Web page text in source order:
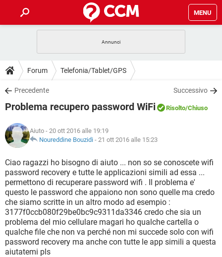
MENU
INTRATTENIMENTO ANDROID
iOS
INSTAGRAM WHATSAPP
TIKTOK
HARDWARE
GUIDE
COVID-19 GAMING
INSTAGRAM
TIKTOK
HARDWARE
DOWNLOAD
COVID-19 GAMING
INTRATTENIMENTO
iOS WINDOWS 10
INSTAGRAM
TIKTOK FACEBOOK
HARDWARE
COVID-19
INTRATTENIMENTO
iOS WINDOWS 10
INSTAGRAM WHATSAPP
TIKTOK FACEBOOK
HARDWARE
GLOSSARIO
COVID-19
INTRATTENIMENTO ANDROID
iOS WINDOWS 10
INSTAGRAM WHATSAPP
TIKTOK FACEBOOK
HARDWARE
Forum Telefonia/Tablet/GPS
Precedente Successivo
Problema recupero password WiFi Risolto/Chiuso
Aiuto - 20 ott 2016 alle 19:19
Noureddine Bouzidi - 21 ott 2016 alle 15:23
Ciao ragazzi ho bisogno di aiuto ... non so se conoscete wifi
password recovery e tutte le applicazioni simili ad essa ...
permettono di recuperare password wifi . Il problema e'
questo le password che appaiono non sono quelle ma credo
che siamo scritte in un altro modo ad esempio :
3177f0ccb080f29be0bc9c9311da3346 credo che sia un
problema del mio cellulare magari ho qualche cartella o
qualche file che non va perché non mi succede solo con wifi
password recovery ma anche con tutte le app simili a questa
aiutatemi pls